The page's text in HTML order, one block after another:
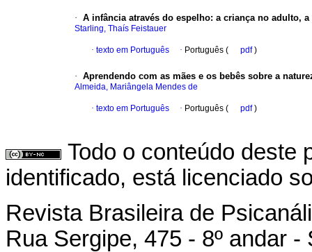
· A infância através do espelho: a criança no adulto,
Starling, Thaís Feistauer
· texto em Português · Português ( pdf)
· Aprendendo com as mães e os bebês sobre a
Almeida, Mariângela Mendes de
· texto em Português · Português ( pdf)
Todo o conteúdo deste
identificado, está licenciado
Revista Brasileira de
Rua Sergipe, 475 - 8º andar -